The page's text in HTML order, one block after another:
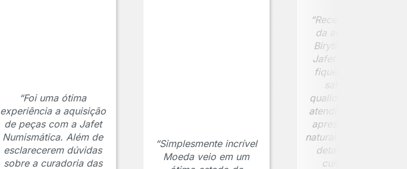
“Foi uma ótima
experiência a aquisição
de peças com a Jafet
Numismática. Além de
esclarecerem dúvidas
sobre a curadoria das
“Simplesmente incrível
Moeda veio em um
“Recebi minha
da antiga cidade de
Birytis, comprada na
Jafet Numismática, e
fiquei extremamente
satisfeito com a
qualidade da peça e
atendimento. A
apresenta uma
natural bem
detalhes visíveis da
cunhagem e está